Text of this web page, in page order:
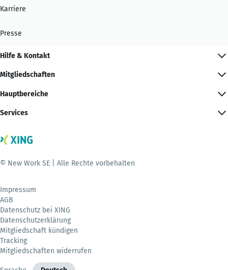
Karriere
Presse
Hilfe & Kontakt
Mitgliedschaften
Hauptbereiche
Services
© New Work SE | Alle Rechte vorbehalten
Impressum
AGB
Datenschutz bei XING
Datenschutzerklärung
Mitgliedschaft kündigen
Tracking
Mitgliedschaften widerrufen